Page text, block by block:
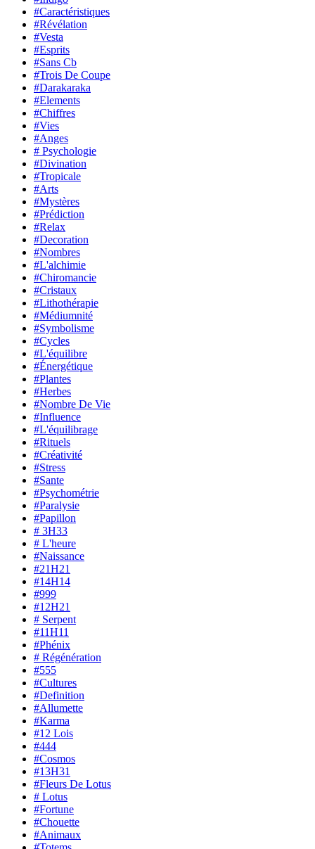
#Caractéristiques
#Révélation
#Vesta
#Esprits
#Sans Cb
#Trois De Coupe
#Darakaraka
#Elements
#Chiffres
#Vies
#Anges
# Psychologie
#Divination
#Tropicale
#Arts
#Mystères
#Prédiction
#Relax
#Decoration
#Nombres
#L'alchimie
#Chiromancie
#Cristaux
#Lithothérapie
#Médiumnité
#Symbolisme
#Cycles
#L'équilibre
#Énergétique
#Plantes
#Herbes
#Nombre De Vie
#Influence
#L'équilibrage
#Rituels
#Créativité
#Stress
#Sante
#Psychométrie
#Paralysie
#Papillon
# 3H33
# L'heure
#Naissance
#21H21
#14H14
#999
#12H21
# Serpent
#11H11
#Phénix
# Régénération
#555
#Cultures
#Definition
#Allumette
#Karma
#12 Lois
#444
#Cosmos
#13H31
#Fleurs De Lotus
# Lotus
#Fortune
#Chouette
#Animaux